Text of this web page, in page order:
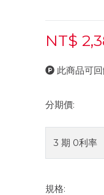
NT$
此商品可
分期價:
3 期 0利率
規格: